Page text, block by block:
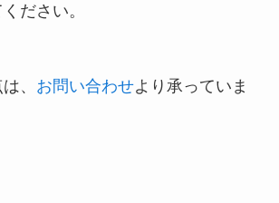
ださい。
、 お問い合わせより承っていま